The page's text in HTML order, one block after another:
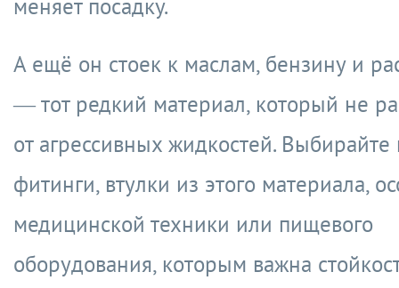
меняет посадку.
А ещё он стоек к маслам, бензину и
— тот редкий материал, который не
от агрессивных жидкостей.
фитинги, втулки из этого материала,
медицинской техники или пищевого
оборудования, которым важна